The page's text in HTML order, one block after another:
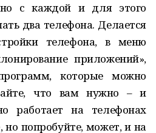
с каждой и для этого
два телефона. Делается
телефона, в меню
приложений»,
которые можно
что вам нужно – и
работает на телефонах
но попробуйте, может, и на